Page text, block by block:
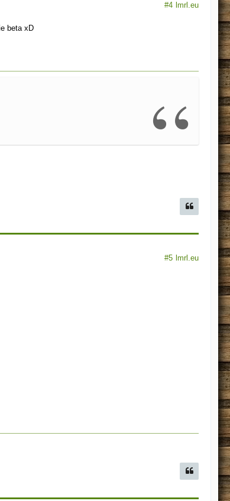
#4 lmrl.eu
beta xD
#5 lmrl.eu